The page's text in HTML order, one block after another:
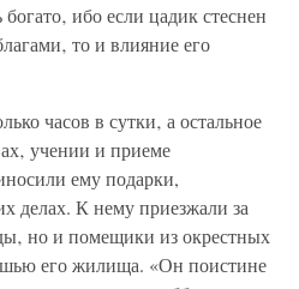
ибо если цадик стеснен
то и влияние его
часов в сутки‚ а остальное
учении и приеме
ему подарки,
делах. К нему приезжали за
но и помещики из окрестных
его жилища. «Он поистине